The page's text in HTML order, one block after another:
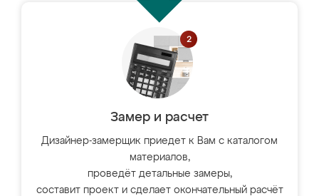
Замер и расчет
Дизайнер-замерщик приедет к Вам с каталогом
материалов,
проведёт детальные замеры,
составит проект и сделает окончательный расчёт